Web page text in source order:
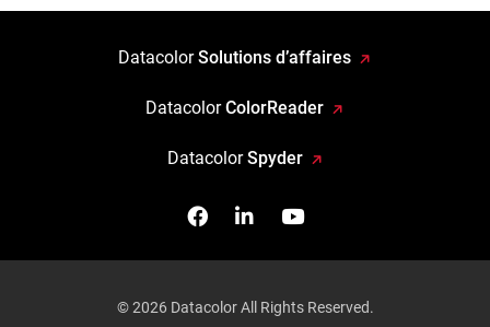
DatacolorSolutions d’affaires
DatacolorColorReader
DatacolorSpyder
FacebookFollow us on Linkedin
Watch us on
© 2026 Datacolor All Rights Reserved.